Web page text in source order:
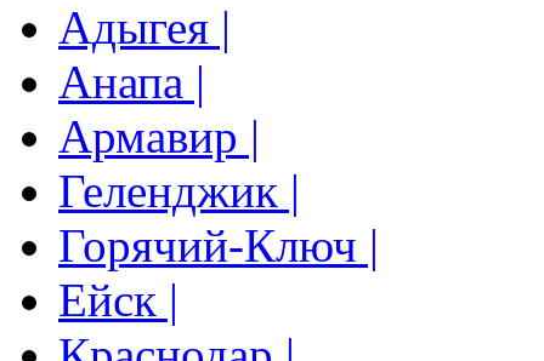
Адыгея |
Анапа |
Армавир |
Геленджик |
Горячий-Ключ |
Ейск |